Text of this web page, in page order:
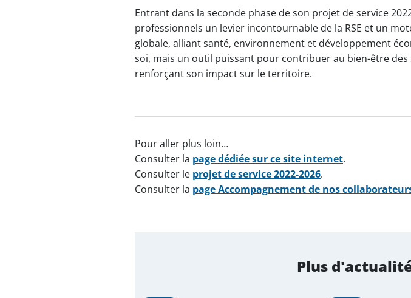
Entrant dans la seconde phase de son projet de service
professionnels un levier incontournable de la RSE et un
globale, alliant santé, environnement et développement
soi, mais un outil puissant pour contribuer au bien-être
renforçant son impact sur le territoire​.
Pour aller plus loin…
Consulter la page dédiée sur ce site internet.
Consulter le projet de service 2022-2026.
Consulter la page Accompagnement de nos
Plus